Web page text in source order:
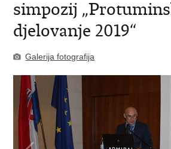
simpozij
djelovanje 2019“
Galerija fotografija